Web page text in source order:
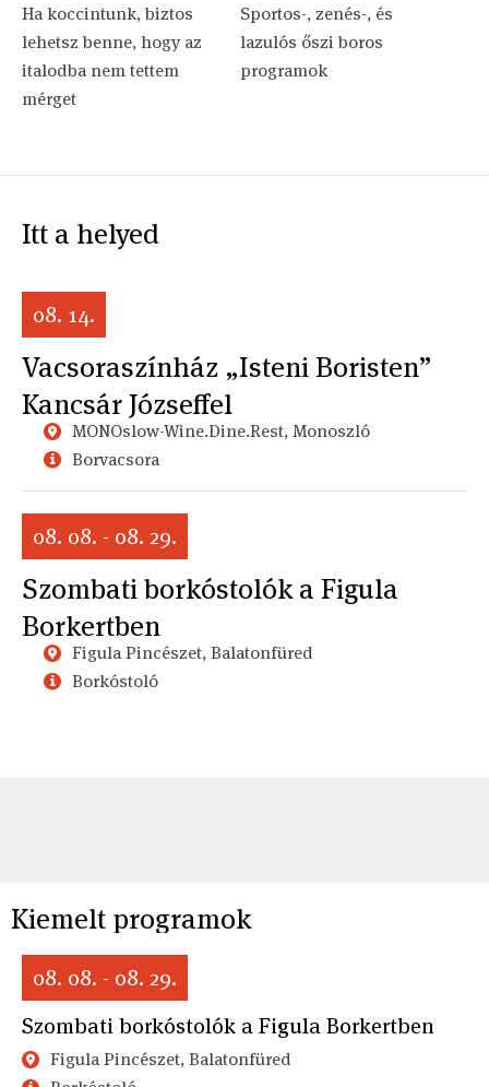
Ha koccintunk, biztos
lehetsz benne, hogy az
italodba nem tettem
mérget
Sportos-, zenés-, és
lazulós őszi boros
programok
Itt a helyed
08. 14.
Vacsoraszínház „Isteni Boristen”
Kancsár Józseffel
MONOslow-Wine.Dine.Rest, Monoszló
Borvacsora
08. 08. - 08. 29.
Szombati borkóstolók a Figula
Borkertben
Figula Pincészet, Balatonfüred
Borkóstoló
Kiemelt programok
08. 08. - 08. 29.
Szombati borkóstolók a Figula Borkertben
Figula Pincészet, Balatonfüred